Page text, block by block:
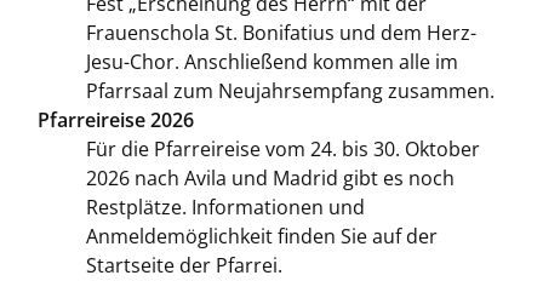
Frauenschola St. Bonifatius und dem Herz-
Jesu-Chor. Anschließend kommen alle im
Pfarrsaal zum Neujahrsempfang zusammen.
Pfarreireise 2026
Für die Pfarreireise vom 24. bis 30. Oktober
2026 nach Avila und Madrid gibt es noch
Restplätze. Informationen und
Anmeldemöglichkeit finden Sie auf der
Startseite der Pfarrei.